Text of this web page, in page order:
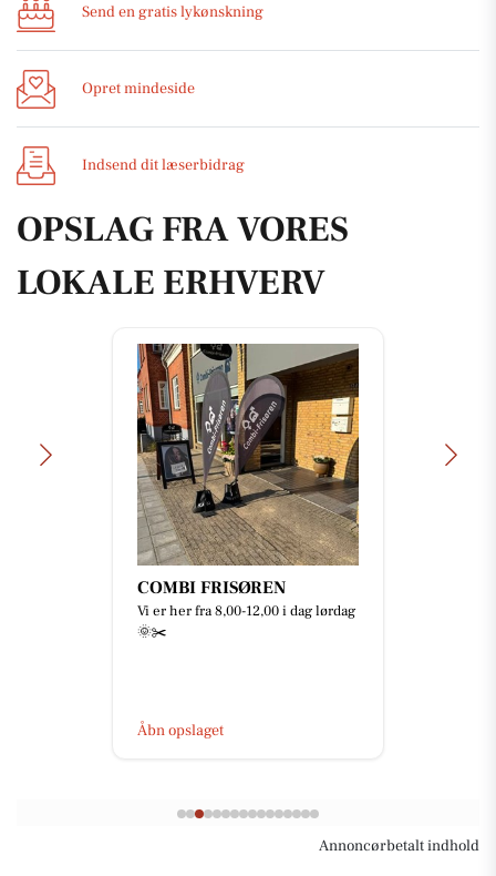
Send en gratis lykønskning
Opret mindeside
Indsend dit læserbidrag
OPSLAG FRA VORES
LOKALE ERHVERV
COMBI FRISØREN
Vi er her fra 8,00-12,00 i dag lørdag
🌞✂️
Åbn opslaget
Annoncørbetalt indhold